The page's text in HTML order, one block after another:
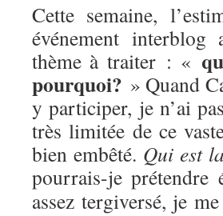
Cette semaine,
événement interblog
thème à traiter : «
pourquoi? » Quand
y participer, je n’ai
très limitée de ce
bien embêté. Qui est
pourrais-je
assez tergiversé, je